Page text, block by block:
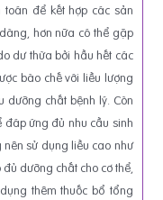
toán để kết hợp các sản
hơn nữa có thể gặp
dư thừa bởi hầu hết các
bào chế với liều lượng
dưỡng chất bệnh lý. Còn
ứng đủ nhu cầu sinh
sử dụng liều cao như
dưỡng chất cho cơ thể,
thêm thuốc bổ tổng